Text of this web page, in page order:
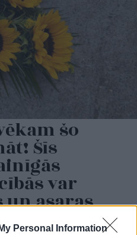
Personal Information
šo
Šīs
var
asaras